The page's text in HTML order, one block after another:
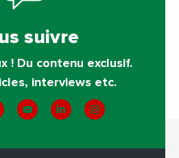
suivre
! Du contenu exclusif.
interviews etc.